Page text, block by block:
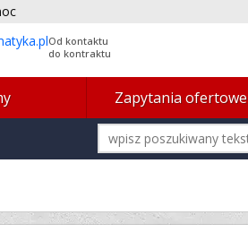
Od kontaktu
do kontraktu
Zapytania ofertowe